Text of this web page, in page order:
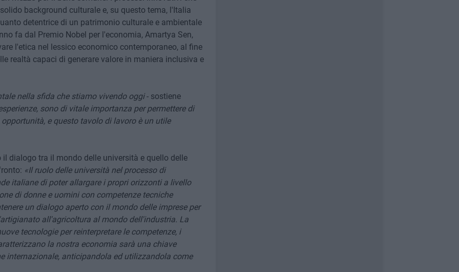
background culturale e, su questo tema, l'Italia
detentrice di un patrimonio culturale e ambientale
fa dal Premio Nobel per l'economia, Amartya Sen,
l'etica nel lessico economico contemporaneo, al fine
realtà capaci di generare valore in maniera inclusiva e
nella sfida che stiamo vivendo oggi- sostiene
sono di vitale importanza per permettere di
e questo tavolo di lavoro è un utile
il dialogo tra il mondo delle università e quello delle
«Il ruolo delle università nel processo di
italiane di poter allargare i propri orizzonti a livello
di donne e uomini con competenze tecniche
un dialogo aperto con il mondo delle imprese per
all'agricoltura al mondo dell'industria. La
tecnologie per reinterpretare le competenze, i
la nostra economia sarà una chiave
internazionale, anticipandola ed utilizzandola come